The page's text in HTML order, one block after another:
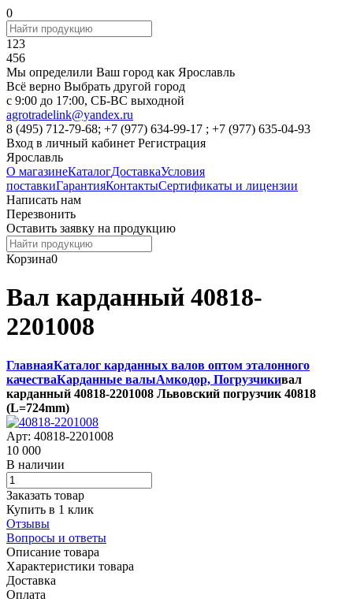
0
123
456
Мы определили Ваш город как Ярославль
Всё верно Выбрать другой город
c 9:00 до 17:00, СБ-ВС выходной
agrotradelink@yandex.ru
8 (495) 712-79-68; +7 (977) 634-99-17 ; +7 (977) 635-04-93
Вход в личный кабинет Регистрация
Ярославль
О магазинеКаталогДоставкаУсловия
поставкиГарантияКонтактыСертификаты и лицензии
Написать нам
Перезвонить
Оставить заявку на продукцию
Корзина0
Вал карданный 40818-
2201008
ГлавнаяКаталог карданных валов оптом эталонного
качестваКарданные валыАмкодор, Погрузчикивал
карданный 40818-2201008 Львовский погрузчик 40818
(L=724mm)
Арт: 40818-2201008
10 000
В наличии
Заказать товар
Купить в 1 клик
Отзывы
Вопросы и ответы
Описание товара
Характеристики товара
Доставка
Оплата